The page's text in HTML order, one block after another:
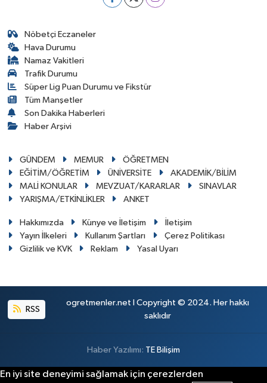
Nöbetçi Eczaneler
Hava Durumu
Namaz Vakitleri
Trafik Durumu
Süper Lig Puan Durumu ve Fikstür
Tüm Manşetler
Son Dakika Haberleri
Haber Arşivi
GÜNDEM MEMUR
ÖĞRETMEN
EĞİTİM/ÖĞRETİM
ÜNİVERSİTE
AKADEMİK/BİLİM
MALİ KONULAR
MEVZUAT/KARARLAR
SINAVLAR
YARIŞMA/ETKİNLİKLER
ANKET
Hakkımızda Künye ve İletişim
İletişim
Yayın İlkeleri
Kullanım Şartları
Çerez Politikası
Gizlilik ve KVK
Reklam Yasal Uyarı
RSS
ogretmenler.net I Copyright © 2024. Her hakkı
saklıdır
Haber Yazılımı: TE Bilişim
En iyi site deneyimi sağlamak için çerezlerden